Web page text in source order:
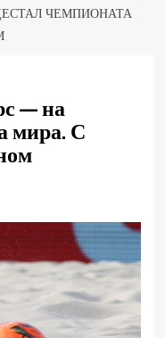
ЧЕМПИОНАТА
— на
мира. С